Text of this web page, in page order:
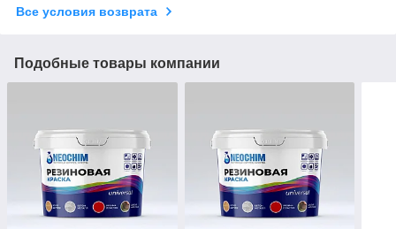
Все условия возврата
Подобные товары компании